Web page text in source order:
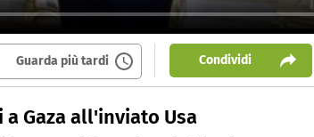
Guarda più tardi Condividi
Gaza all'inviato Usa